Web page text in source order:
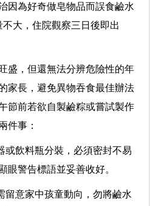
因為好奇做皂物品而誤食鹼水
大，住院觀察三日後即出
盛，但還無法分辨危險性的年
家長，避免異物吞食最佳辦法
節前若欲自製鹼粽或嘗試製作
件事：
或飲料瓶分裝，必須密封不易
眼警告標語並妥善收好。
留意家中孩童動向，勿將鹼水